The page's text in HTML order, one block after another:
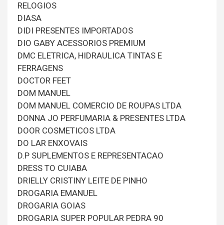
RELOGIOS
DIASA
DIDI PRESENTES IMPORTADOS
DIO GABY ACESSORIOS PREMIUM
DMC ELETRICA, HIDRAULICA TINTAS E
FERRAGENS
DOCTOR FEET
DOM MANUEL
DOM MANUEL COMERCIO DE ROUPAS LTDA
DONNA JO PERFUMARIA & PRESENTES LTDA
DOOR COSMETICOS LTDA
DO LAR ENXOVAIS
D.P SUPLEMENTOS E REPRESENTACAO
DRESS TO CUIABA
DRIELLY CRISTINY LEITE DE PINHO
DROGARIA EMANUEL
DROGARIA GOIAS
DROGARIA SUPER POPULAR PEDRA 90